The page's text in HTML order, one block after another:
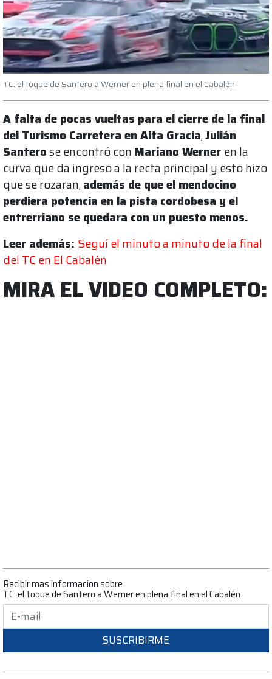
TC: el toque de Santero a Werner en plena final en el Cabalén
A falta de pocas vueltas para el cierre de la final
del Turismo Carretera en Alta Gracia,Julián
Santerose encontró con Mariano Werner en la
curva que da ingreso a la recta principal y esto hizo
que se rozaran,además de que el mendocino
perdiera potencia en la pista cordobesa y el
entrerriano se quedara con un puesto menos.
Leer además: Seguí el minuto a minuto de la final
del TC en El Cabalén
MIRA EL VIDEO COMPLETO:
Recibir mas informacion sobre
TC: el toque de Santero a Werner en plena final en el Cabalén
SUSCRIBIRME